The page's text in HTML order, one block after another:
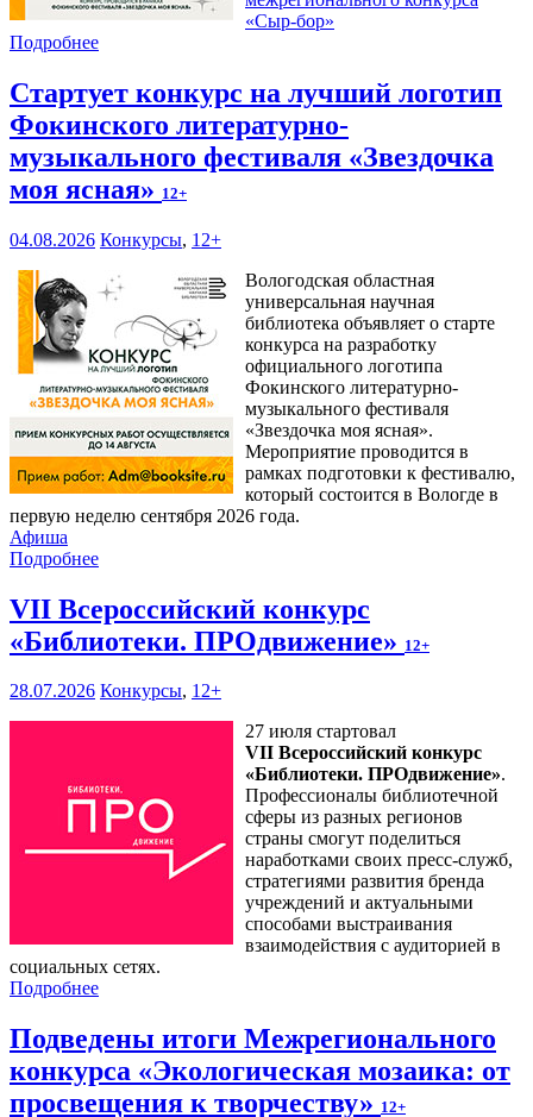
«Сыр-бор»
Подробнее
Стартует конкурс на лучший логотип
Фокинского литературно-
музыкального фестиваля «Звездочка
моя ясная» 12+
04.08.2026 Конкурсы, 12+
Вологодская областная
универсальная научная
библиотека объявляет о старте
конкурса на разработку
официального логотипа
Фокинского литературно-
музыкального фестиваля
«Звездочка моя ясная».
Мероприятие проводится в
рамках подготовки к фестивалю,
который состоится в Вологде в
первую неделю сентября 2026 года.
Афиша
Подробнее
VII Всероссийский конкурс
«Библиотеки. ПРОдвижение» 12+
28.07.2026 Конкурсы, 12+
27 июля стартовал
VII Всероссийский конкурс
«Библиотеки. ПРОдвижение».
Профессионалы библиотечной
сферы из разных регионов
страны смогут поделиться
наработками своих пресс-служб,
стратегиями развития бренда
учреждений и актуальными
способами выстраивания
взаимодействия с аудиторией в
социальных сетях.
Подробнее
Подведены итоги Межрегионального
конкурса «Экологическая мозаика: от
просвещения к творчеству» 12+